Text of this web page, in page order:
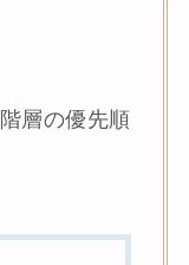
層の優先順